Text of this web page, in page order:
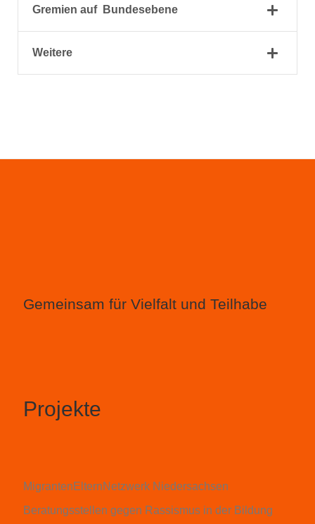
Gremien auf Bundesebene
Weitere
Gemeinsam für Vielfalt und Teilhabe
Projekte
MigrantenElternNetzwerk Niedersachsen
Beratungsstellen gegen Rassismus in der Bildung